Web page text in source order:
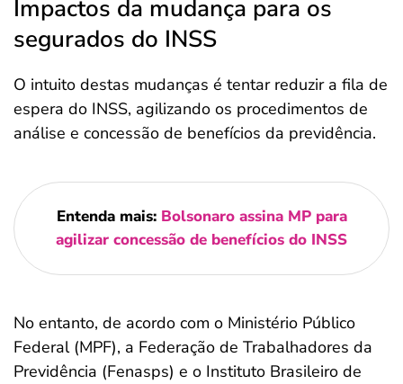
Impactos da mudança para os
segurados do INSS
O intuito destas mudanças é tentar reduzir a fila de
espera do INSS, agilizando os procedimentos de
análise e concessão de benefícios da previdência.
Entenda mais: Bolsonaro assina MP para
agilizar concessão de benefícios do INSS
No entanto, de acordo com o Ministério Público
Federal (MPF), a Federação de Trabalhadores da
Previdência (Fenasps) e o Instituto Brasileiro de